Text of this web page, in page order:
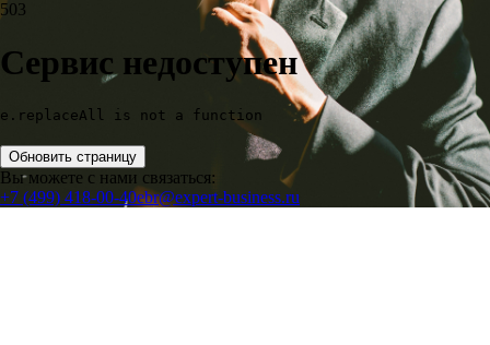
503
Сервис недоступен
e.replaceAll is not a function
Обновить страницу
Вы можете с нами связаться:
+7 (499) 418-00-40ebr@expert-business.ru